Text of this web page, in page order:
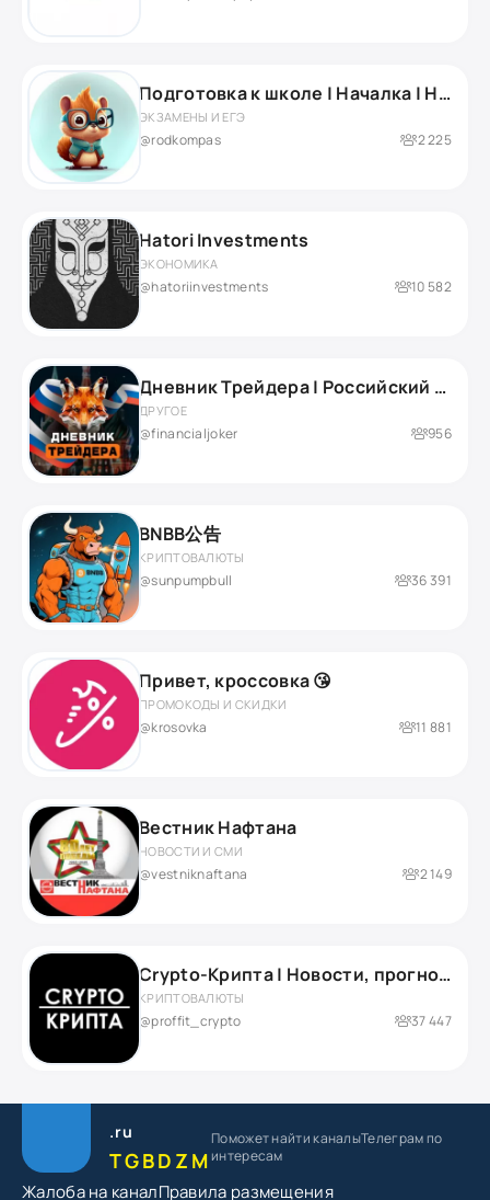
Подготовка к школе | Началка | Нейропсихолог
ЭКЗАМЕНЫ И ЕГЭ
@rodkompas 2 225
Hatori Investments
ЭКОНОМИКА
@hatoriinvestments 10 582
Дневник Трейдера | Российский рынок
ДРУГОЕ
@financialjoker 956
BNBB公告
КРИПТОВАЛЮТЫ
@sunpumpbull 36 391
Привет, кроссовка 😘
ПРОМОКОДЫ И СКИДКИ
@krosovka 11 881
Вестник Нафтана
НОВОСТИ И СМИ
@vestniknaftana 2 149
Crypto-Крипта | Новости, прогнозы и аналитика
КРИПТОВАЛЮТЫ
@proffit_crypto 37 447
.ru
TGBDZM
Поможет найти каналыТелеграм по
интересам
Жалоба на каналПравила размещения